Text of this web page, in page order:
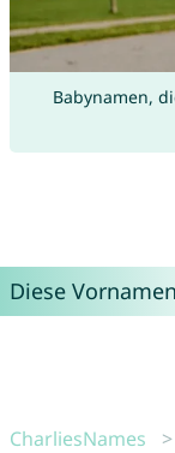
Babynamen,
Diese
CharliesNames